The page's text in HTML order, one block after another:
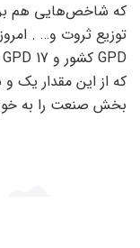
توزیع ثروت و… .
بخش صنعت را به